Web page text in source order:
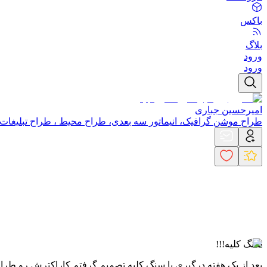
باکس
بلاگ
ورود
ورود
امیرحسین جباری
طراح موشن گرافیک، انیماتور سه بعدی، طراح محیط ، طراح تبلیغات
سنگ کلیه!!!
بعد از یک هفته درگیری با سنگ کلیه تصمیم گرفتم کاراکترش